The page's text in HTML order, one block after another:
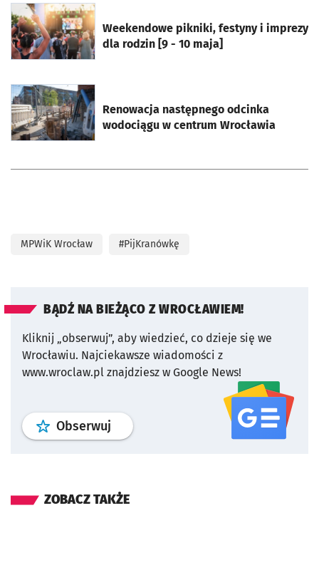
Weekendowe pikniki, festyny i imprezy
dla rodzin [9 - 10 maja]
otworzy się w nowej karcie
Renowacja następnego odcinka
wodociągu w centrum Wrocławia
otworzy się w nowej karcie
MPWiK Wrocław #PijKranówkę
BĄDŹ NA BIEŻĄCO Z WROCŁAWIEM!
Kliknij „obserwuj”, aby wiedzieć, co dzieje się we
Wrocławiu. Najciekawsze wiadomości z
www.wroclaw.pl znajdziesz w Google News!
Obserwuj profil serwisu
ZOBACZ TAKŻE